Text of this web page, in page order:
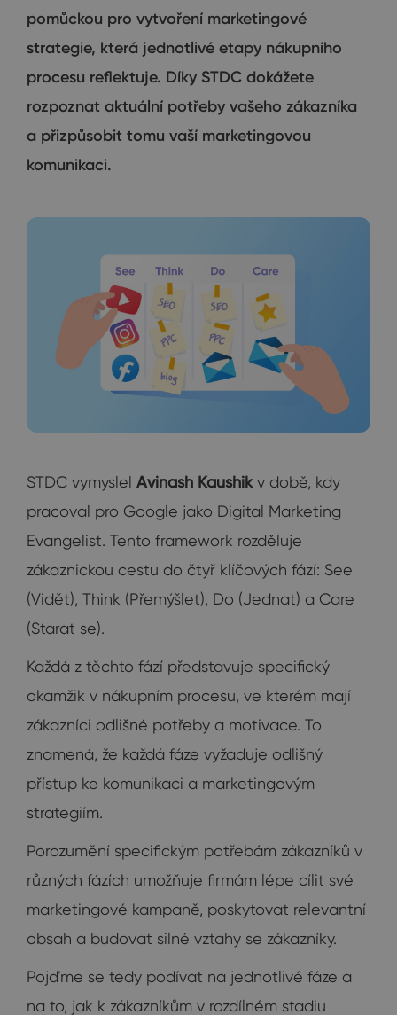
pomůckou pro vytvoření marketingové
strategie, která jednotlivé etapy nákupního
procesu reflektuje. Díky STDC dokážete
rozpoznat aktuální potřeby vašeho zákazníka
a přizpůsobit tomu vaší marketingovou
komunikaci.
STDC vymyslel Avinash Kaushikv době, kdy
pracoval pro Google jako Digital Marketing
Evangelist. Tento framework rozděluje
zákaznickou cestu do čtyř klíčových fází: See
(Vidět), Think (Přemýšlet), Do (Jednat) a Care
(Starat se).
Každá z těchto fází představuje specifický
okamžik v nákupním procesu, ve kterém mají
zákazníci odlišné potřeby a motivace. To
znamená, že každá fáze vyžaduje odlišný
přístup ke komunikaci a marketingovým
strategiím.
Porozumění specifickým potřebám zákazníků v
různých fázích umožňuje firmám lépe cílit své
marketingové kampaně, poskytovat relevantní
obsah a budovat silné vztahy se zákazníky.
Pojďme se tedy podívat na jednotlivé fáze a
na to, jak k zákazníkům v rozdílném stadiu